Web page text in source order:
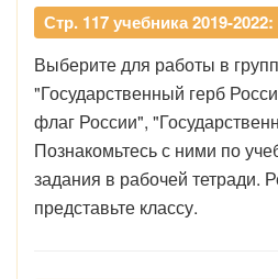
Стр. 117 учебника 2019-2022:
Выберите для работы в
"Государственный герб
флаг России",
Познакомьтесь с ними по
задания в рабочей тетради.
представьте классу.